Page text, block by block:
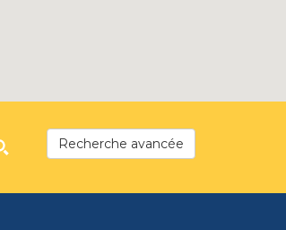
Recherche avancée